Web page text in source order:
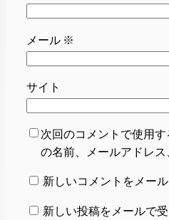
メール ※
サイト
次回のコメントで使用
の名前、メールアドレス
新しいコメントをメー
新しい投稿をメールで